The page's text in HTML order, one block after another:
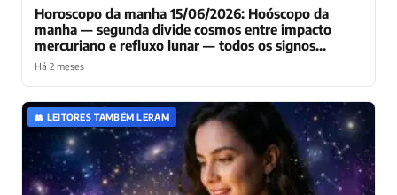
Horoscopo da manha 15/06/2026: Hoóscopo da
manha — segunda divide cosmos entre impacto
mercuriano e refluxo lunar — todos os signos
navegam energia contraditoria no inicio da semana
Há 2 meses
👥 LEITORES TAMBÉM LERAM